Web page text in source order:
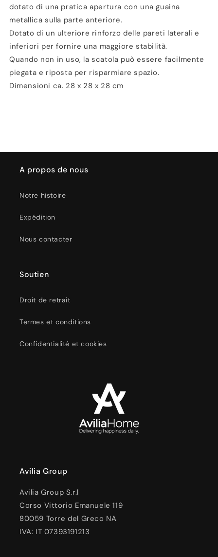
dotato di una pratica apertura con una guaina
metallica sulla parte anteriore.
Dotato di un ulteriore rinforzo delle pareti laterali e
inferiori per fornire una maggiore stabilità.
Quando non in uso, la scatola può essere facilmente
piegata e riposta per risparmiare spazio.
Dimensioni ca. 28 x 28 x 28 cm
A propos de nous
Notre histoire
Expédition
Nous contacter
Soutien
Droit de retrait
Termes et conditions
Confidentialité et cookies
Avilia Group
Avilia Group S.r.l
Corso Vittorio Emanuele 119
80059 Torre del Greco NA
IVA: IT 07393191213